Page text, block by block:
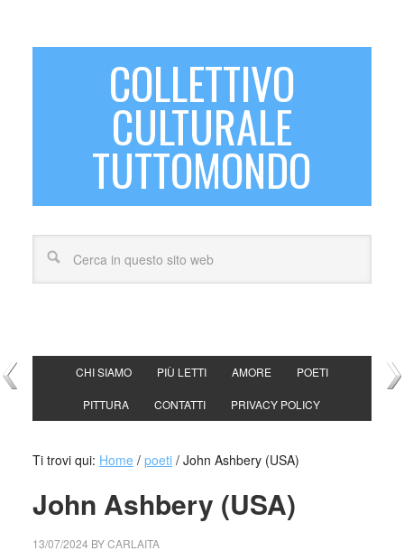
COLLETTIVO
CULTURALE
TUTTOMONDO
CHI SIAMO PIÙ LETTI AMORE POETI
PITTURA CONTATTI PRIVACY POLICY
Ti trovi qui: Home / poeti /John Ashbery (USA)
John Ashbery (USA)
13/07/2024 BYCARLAITA